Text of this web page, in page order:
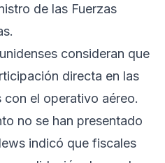
de las Fuerzas
consideran que
directa en las
el operativo aéreo.
no se han presentado
indicó que fiscales